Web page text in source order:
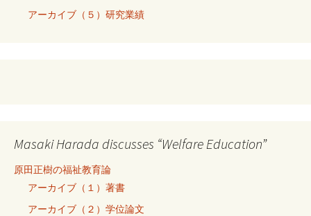
アーカイブ（５）研究業績
Masaki Harada discusses “Welfare Education”
原田正樹の福祉教育論
アーカイブ（１）著書
アーカイブ（２）学位論文